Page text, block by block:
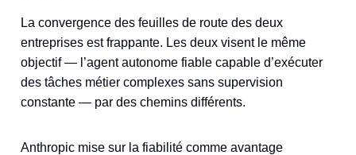
La convergence des feuilles de route des deux
entreprises est frappante. Les deux visent le même
objectif — l’agent autonome fiable capable d’exécuter
des tâches métier complexes sans supervision
constante — par des chemins différents.
Anthropic mise sur la fiabilité comme avantage